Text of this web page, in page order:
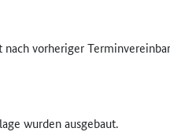
vorheriger
wurden ausgebaut.